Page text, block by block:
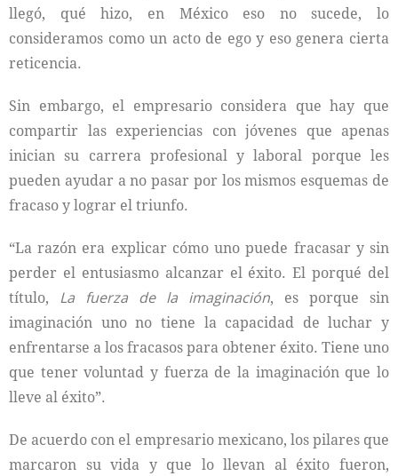
llegó, qué hizo, en México eso no sucede, lo
consideramos como un acto de ego y eso genera cierta
reticencia.
Sin embargo, el empresario considera que hay que
compartir las experiencias con jóvenes que apenas
inician su carrera profesional y laboral porque les
pueden ayudar a no pasar por los mismos esquemas de
fracaso y lograr el triunfo.
“La razón era explicar cómo uno puede fracasar y sin
perder el entusiasmo alcanzar el éxito. El porqué del
título, La fuerza de la imaginación, es porque sin
imaginación uno no tiene la capacidad de luchar y
enfrentarse a los fracasos para obtener éxito. Tiene uno
que tener voluntad y fuerza de la imaginación que lo
lleve al éxito”.
De acuerdo con el empresario mexicano, los pilares que
marcaron su vida y que lo llevan al éxito fueron,